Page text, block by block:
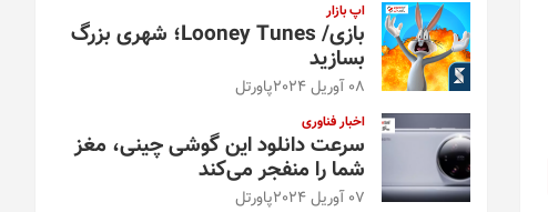
اپ بازار
بازی/ Looney Tunes؛ شهری بزرگ
بسازید
08 آوریل 2024 پاورتل
اخبار فناوری
سرعت دانلود این گوشی چینی، مغز
شما را منفجر می‌کند
07 آوریل 2024 پاورتل